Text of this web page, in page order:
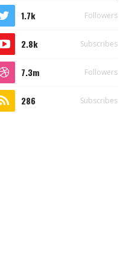
1.7k Followers
2.8k Subscribes
7.3m Followers
286 Subscribes